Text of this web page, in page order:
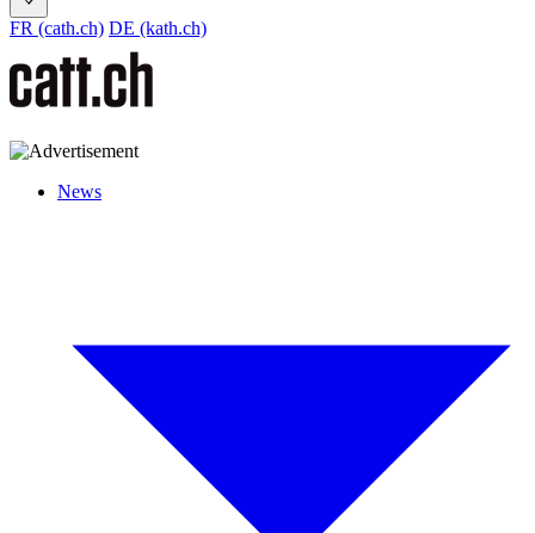
FR (cath.ch) DE (kath.ch)
News